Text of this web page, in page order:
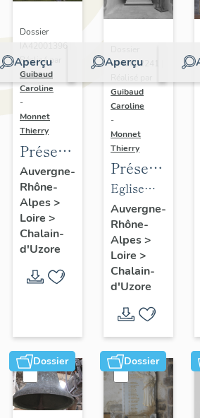
Aperçu
Dossier
IA42001396 |
Réalisé par
Guibaud
Caroline
-
Monnet
Thierry
Présentation
de la
commune
de
Chalain-
d'Uzore
Auvergne-
Rhône-
Alpes>
Loire >
Chalain-
d'Uzore
Aperçu
IM42002241 |
Guibaud
Caroline
-
Monnet
Thierry
Présentation
du
mobilier
de
l'église
paroissiale
Saint-
Didier
Eglise
paroissiale
Saint-
Didier
Auvergne-
Rhône-
Alpes>
Loire >
Chalain-
d'Uzore
Dossier Dossier